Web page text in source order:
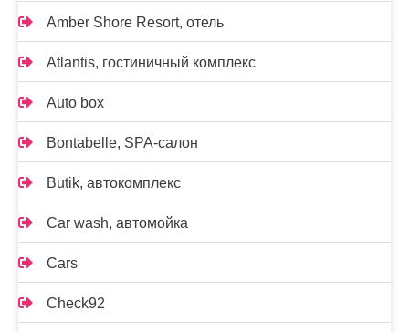
Amber Shore Resort, отель
Atlantis, гостиничный комплекс
Auto box
Bontabelle, SPA-салон
Butik, автокомплекс
Car wash, автомойка
Cars
Check92